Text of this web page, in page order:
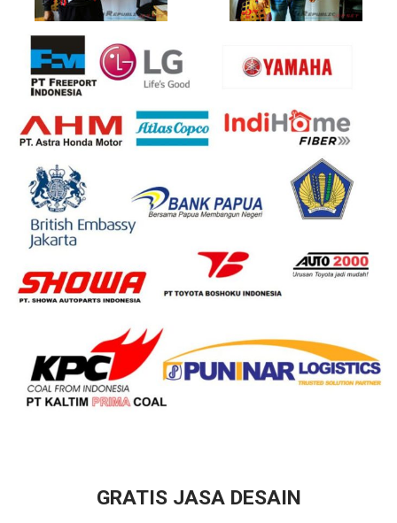
GRATIS JASA DESAIN